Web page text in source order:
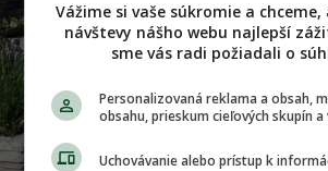
Vážime si vaše súkromie a
návštevy nášho webu najlepší
sme vás radi požiadali o
Personalizovaná reklama a obsah,
obsahu, prieskum cieľových skupín a
Uchovávanie alebo prístup k